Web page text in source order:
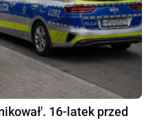
16-latek przed